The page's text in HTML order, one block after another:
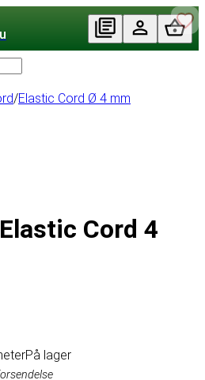
/Elastic Cord Ø 4 mm
Cord 4
På lager